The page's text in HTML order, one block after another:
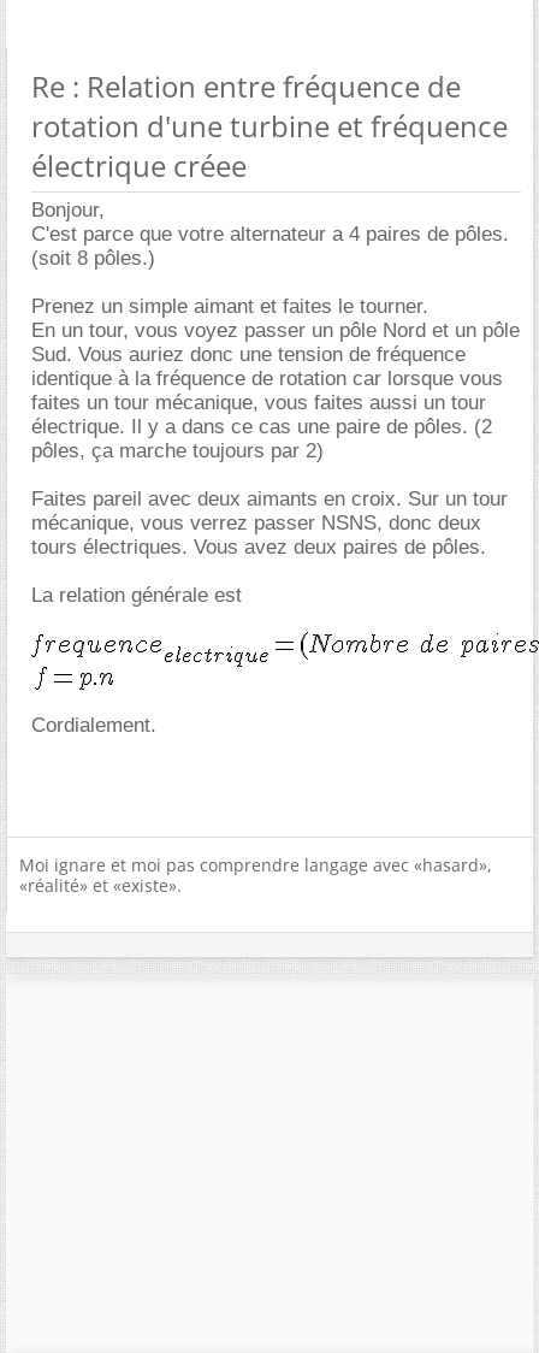
Re : Relation entre fréquence de
rotation d'une turbine et fréquence
électrique créee
Bonjour,
C'est parce que votre alternateur a 4 paires de pôles.
(soit 8 pôles.)
Prenez un simple aimant et faites le tourner.
En un tour, vous voyez passer un pôle Nord et un pôle
Sud. Vous auriez donc une tension de fréquence
identique à la fréquence de rotation car lorsque vous
faites un tour mécanique, vous faites aussi un tour
électrique. Il y a dans ce cas une paire de pôles. (2
pôles, ça marche toujours par 2)
Faites pareil avec deux aimants en croix. Sur un tour
mécanique, vous verrez passer NSNS, donc deux
tours électriques. Vous avez deux paires de pôles.
La relation générale est
Cordialement.
Moi ignare et moi pas comprendre langage avec «hasard»,
«réalité» et «existe».